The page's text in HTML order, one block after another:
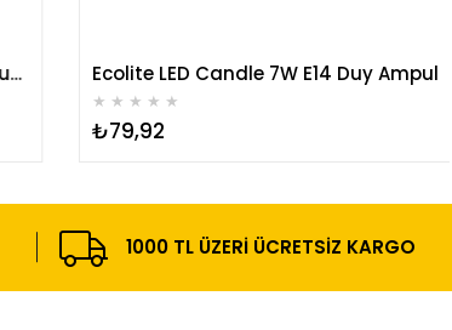
Ecolite LED Candle FLAME 5W E14 Duy Ampul Ecolite LED Candle 7W E14 Duy Ampul
★★★★★
₺79,92
1000 TL ÜZERI ÜCRETSIZ KARGO